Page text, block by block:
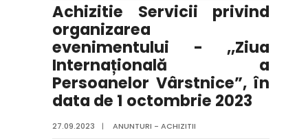
Achizitie Servicii privind
organizarea
evenimentului - ,,Ziua
Internațională a
Persoanelor Vârstnice”, în
data de 1 octombrie 2023
27.09.2023 | ANUNTURI - ACHIZITII